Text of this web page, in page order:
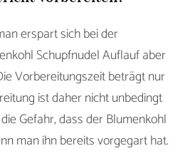
erspart sich bei der
Schupfnudel Auflauf aber
Vorbereitungszeit beträgt nur
ist daher nicht unbedingt
Gefahr, dass der Blumenkohl
man ihn bereits vorgegart hat.